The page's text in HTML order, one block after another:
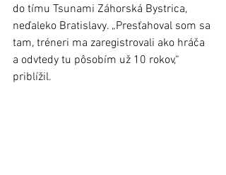
do tímu Tsunami Záhorská Bystrica,
neďaleko Bratislavy. „Presťahoval som sa
tam, tréneri ma zaregistrovali ako hráča
a odvtedy tu pôsobím už 10 rokov,“
priblížil.